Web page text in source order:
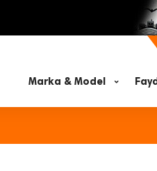
Marka & Model